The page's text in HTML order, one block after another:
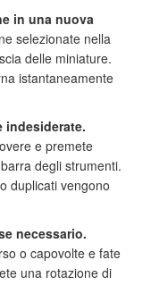
in una nuova
selezionate nella
delle miniature.
istantaneamente
indesiderate.
e premete
degli strumenti.
duplicati vengono
necessario.
o capovolte e fate
una rotazione di